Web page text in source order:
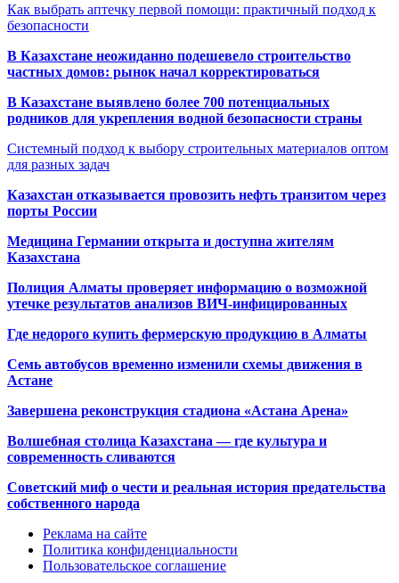
Как выбрать аптечку первой помощи: практичный подход к
безопасности
В Казахстане неожиданно подешевело строительство
частных домов: рынок начал корректироваться
В Казахстане выявлено более 700 потенциальных
родников для укрепления водной безопасности страны
Системный подход к выбору строительных материалов оптом
для разных задач
Казахстан отказывается провозить нефть транзитом через
порты России
Медицина Германии открыта и доступна жителям
Казахстана
Полиция Алматы проверяет информацию о возможной
утечке результатов анализов ВИЧ-инфицированных
Где недорого купить фермерскую продукцию в Алматы
Семь автобусов временно изменили схемы движения в
Астане
Завершена реконструкция стадиона «Астана Арена»
Волшебная столица Казахстана — где культура и
современность сливаются
Советский миф о чести и реальная история предательства
собственного народа
Реклама на сайте
Политика конфиденциальности
Пользовательское соглашение